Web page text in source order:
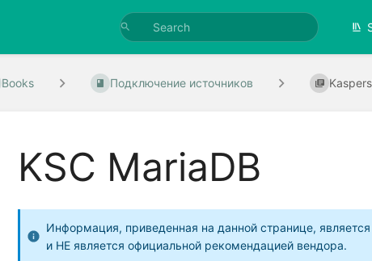
Books Подключение источников
KSC MariaDB
Информация, приведенная на данной странице,
и НЕ является официальной рекомендацией вендора.